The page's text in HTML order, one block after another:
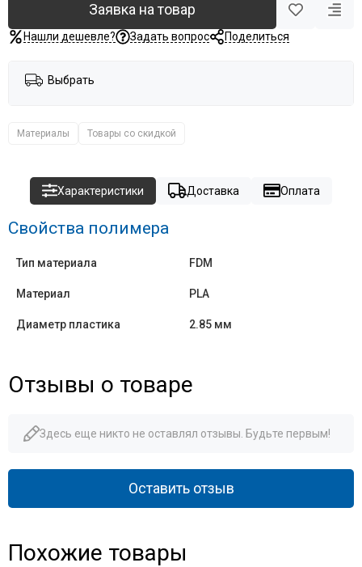
Заявка на товар
Нашли дешевле? Задать вопрос Поделиться
Выбрать
Материалы Товары со скидкой
Характеристики Доставка Оплата
Свойства полимера
Тип материала FDM
Материал PLA
Диаметр пластика 2.85 мм
Отзывы о товаре
Здесь еще никто не оставлял отзывы. Будьте первым!
Оставить отзыв
Похожие товары